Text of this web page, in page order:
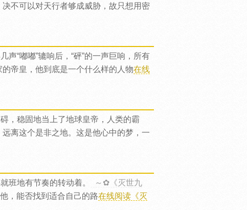
不可以对天行者够成威胁，故只想用密
“嘟嘟”辘响后，“砰”的一声巨响，所有
帝皇，他到底是一个什么样的人物在线
，稳固地当上了地球皇帝，人类的霸
离这个是非之地。这是他心中的梦，一
班地有节奏的转动着。
～✿《灭世九
，能否找到适合自己的路在线阅读《灭